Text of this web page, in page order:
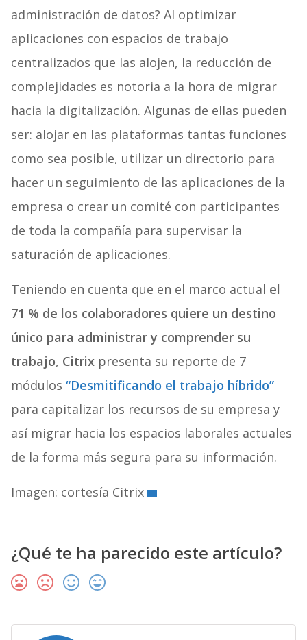
administración de datos? Al optimizar
aplicaciones con espacios de trabajo
centralizados que las alojen, la reducción de
complejidades es notoria a la hora de migrar
hacia la digitalización. Algunas de ellas pueden
ser: alojar en las plataformas tantas funciones
como sea posible, utilizar un directorio para
hacer un seguimiento de las aplicaciones de la
empresa o crear un comité con participantes
de toda la compañía para supervisar la
saturación de aplicaciones.
Teniendo en cuenta que en el marco actual el
71 % de los colaboradores quiere un destino
único para administrar y comprender su
trabajo, Citrixpresenta su reporte de 7
módulos “Desmitificando el trabajo híbrido”
para capitalizar los recursos de su empresa y
así migrar hacia los espacios laborales actuales
de la forma más segura para su información.
Imagen: cortesía Citrix
¿Qué te ha parecido este artículo?